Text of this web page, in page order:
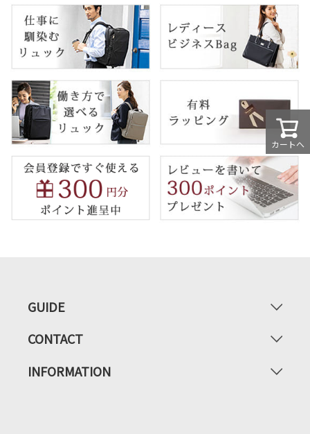
カートへ
GUIDE
CONTACT
INFORMATION